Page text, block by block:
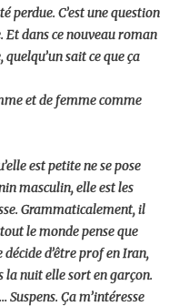
perdue. C’est une question
dans ce nouveau roman
sait ce que ça
et de femme comme
est petite ne se pose
masculin, elle est les
Grammaticalement, il
le monde pense que
décide d’être prof en Iran,
la nuit elle sort en garçon.
Ça m’intéresse